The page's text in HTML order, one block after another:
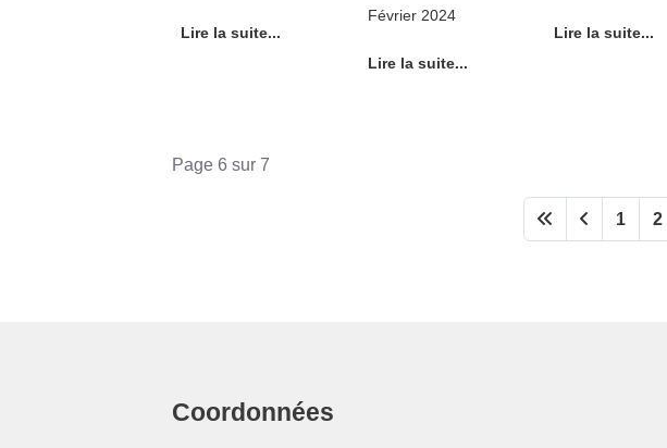
Lire la suite...
Février 2024
Lire la suite...
Lire la suite...
Page 6 sur 7
1 2
Coordonnées